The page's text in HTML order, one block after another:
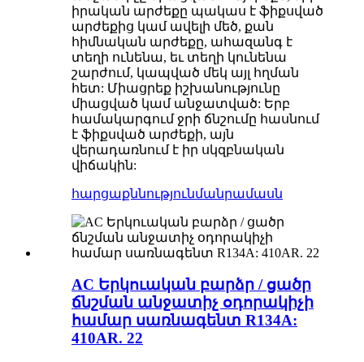
իրական արժեքը պակաս է ֆիքսված
արժեքից կամ ավելի մեծ, քան
հիմնական արժեքը, ահազանգ է
տեղի ունենա, եւ տեղի կունենա
շարժում, կապված մեկ այլ հղման
հետ: Միացրեք իշխանությունը
միացված կամ անջատված: Երբ
համակարգում ջրի ճնշումը հասնում
է ֆիքսված արժեքի, այն
վերադառնում է իր սկզբնական
վիճակին:
հարցաքննությունմանրամասն
AC Երկուական բարձր / ցածր
ճնշման անջատիչ օդորակիչի
համար սառնագենտ R134A:
410AR. 22